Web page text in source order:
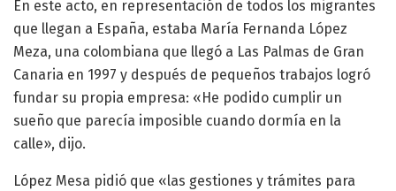
En este acto, en representación de todos los migrantes
que llegan a España, estaba María Fernanda López
Meza, una colombiana que llegó a Las Palmas de Gran
Canaria en 1997 y después de pequeños trabajos logró
fundar su propia empresa: «He podido cumplir un
sueño que parecía imposible cuando dormía en la
calle», dijo.
López Mesa pidió que «las gestiones y trámites para